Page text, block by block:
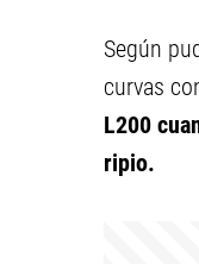
Según
curvas
L200
ripio.